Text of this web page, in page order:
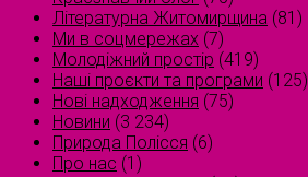
Літературна Житомирщина (81)
Ми в соцмережах (7)
Молодіжний простір (419)
Наші проєкти та програми (125)
Нові надходження (75)
Новини (3 234)
Природа Полісся (6)
Про нас (1)